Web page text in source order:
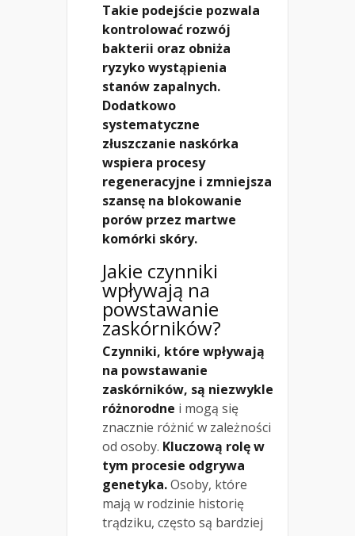
Takie podejście pozwala
kontrolować rozwój
bakterii oraz obniża
ryzyko wystąpienia
stanów zapalnych.
Dodatkowo
systematyczne
złuszczanie naskórka
wspiera procesy
regeneracyjne i zmniejsza
szansę na blokowanie
porów przez martwe
komórki skóry.
Jakie czynniki
wpływają na
powstawanie
zaskórników?
Czynniki, które wpływają
na powstawanie
zaskórników, są niezwykle
różnorodne i mogą się
znacznie różnić w zależności
od osoby. Kluczową rolę w
tym procesie odgrywa
genetyka.Osoby, które
mają w rodzinie historię
trądziku, często są bardziej